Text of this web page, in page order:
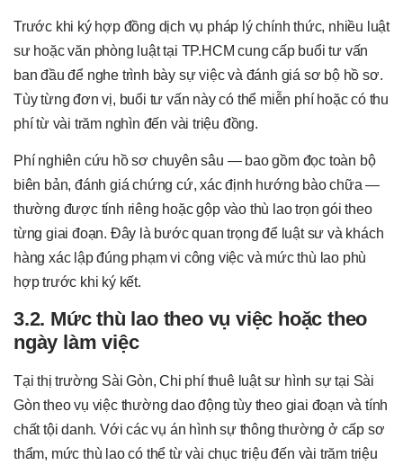
Trước khi ký hợp đồng dịch vụ pháp lý chính thức, nhiều luật
sư hoặc văn phòng luật tại TP.HCM cung cấp buổi tư vấn
ban đầu để nghe trình bày sự việc và đánh giá sơ bộ hồ sơ.
Tùy từng đơn vị, buổi tư vấn này có thể miễn phí hoặc có thu
phí từ vài trăm nghìn đến vài triệu đồng.
Phí nghiên cứu hồ sơ chuyên sâu — bao gồm đọc toàn bộ
biên bản, đánh giá chứng cứ, xác định hướng bào chữa —
thường được tính riêng hoặc gộp vào thù lao trọn gói theo
từng giai đoạn. Đây là bước quan trọng để luật sư và khách
hàng xác lập đúng phạm vi công việc và mức thù lao phù
hợp trước khi ký kết.
3.2. Mức thù lao theo vụ việc hoặc theo
ngày làm việc
Tại thị trường Sài Gòn, Chi phí thuê luật sư hình sự tại Sài
Gòn theo vụ việc thường dao động tùy theo giai đoạn và tính
chất tội danh. Với các vụ án hình sự thông thường ở cấp sơ
thẩm, mức thù lao có thể từ vài chục triệu đến vài trăm triệu